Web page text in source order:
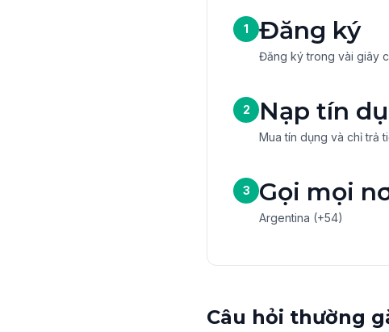
1 Đăng ký
Đăng ký trong vài giây
2 Nạp tín
Mua tín dụng và chỉ trả
3 Gọi mọi
Argentina (+54)
Câu hỏi thường